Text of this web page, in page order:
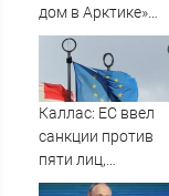
дом в Арктике»
подали в суд
Каллас: ЕС ввел
санкции против
пяти лиц,
связанных с ОПК